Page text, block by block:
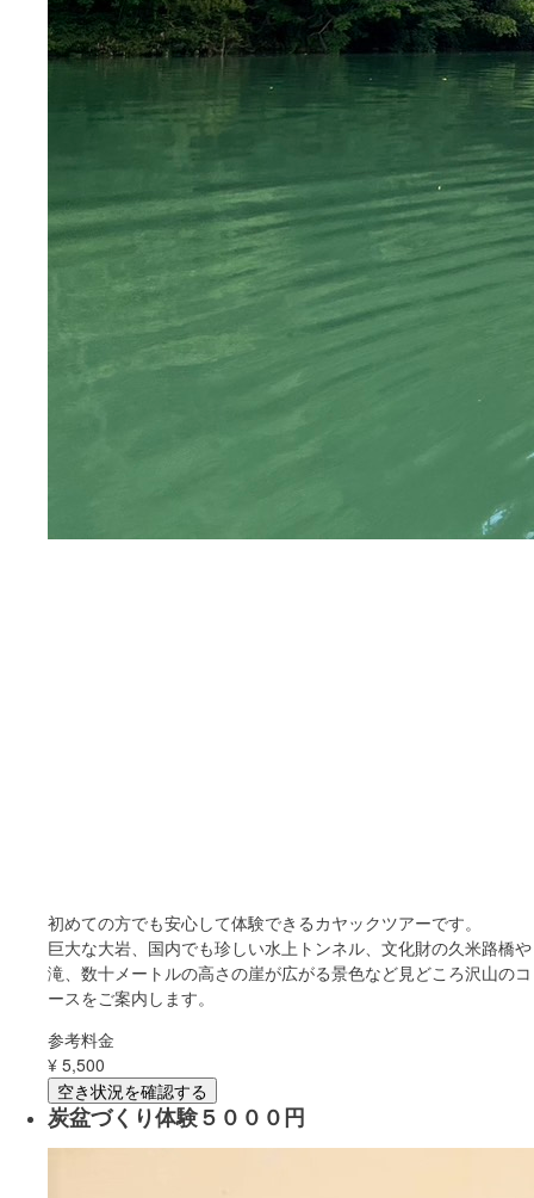
初めての方でも安心して体験できるカヤックツアーです。
巨大な大岩、国内でも珍しい水上トンネル、文化財の久米路橋や
滝、数十メートルの高さの崖が広がる景色など見どころ沢山のコ
ースをご案内します。
参考料金
¥ 5,500
空き状況を確認する
炭盆づくり体験５０００円